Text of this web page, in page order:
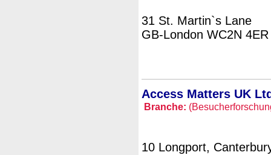
31 St. Martin`s Lane
GB-London WC2N 4ER
Access Matters UK
Branche:
10 Longport,